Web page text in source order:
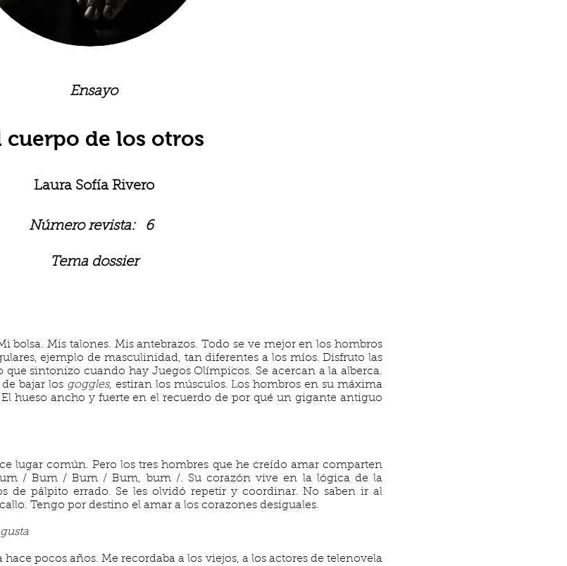
Ensayo
cuerpo de los otros
Laura Sofía Rivero
Número revista: 6
Tema dossier
bolsa. Mis talones. Mis antebrazos. Todo se ve mejor en los hombros
ejemplo de masculinidad, tan diferentes a los míos. Disfruto las
sintonizo cuando hay Juegos Olímpicos. Se acercan a la alberca.
bajar los goggles, estiran los músculos. Los hombros en su máxima
hueso ancho y fuerte en el recuerdo de por qué un gigante antiguo
lugar común. Pero los tres hombres que he creído amar comparten
/ Bum / Bum / Bum, bum /. Su corazón vive en la lógica de la
de pálpito errado. Se les olvidó repetir y coordinar. No saben ir al
Tengo por destino el amar a los corazones desiguales.
pocos años. Me recordaba a los viejos, a los actores de telenovela